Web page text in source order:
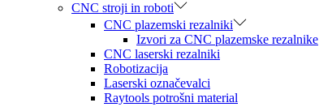
CNC stroji in roboti
CNC plazemski rezalniki
Izvori za CNC plazemske rezalnike
CNC laserski rezalniki
Robotizacija
Laserski označevalci
Raytools potrošni material